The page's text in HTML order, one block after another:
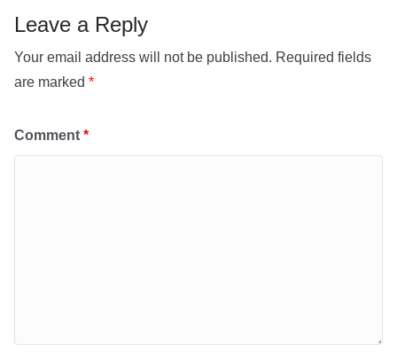
Leave a Reply
Your email address will not be published. Required fields
are marked *
Comment *